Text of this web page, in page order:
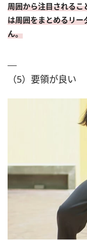
周囲から注目されるこ
は周囲をまとめるリー
ん。
（5）要領が良い